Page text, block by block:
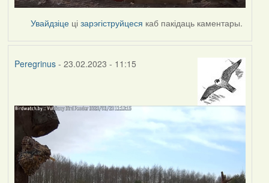
Увайдзіце цізарэгіструйцеся каб пакідаць каментары.
Peregrinus- 23.02.2023 - 11:15